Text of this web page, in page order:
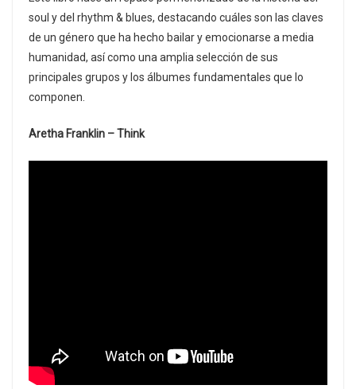
soul y del rhythm & blues, destacando cuáles son las claves
de un género que ha hecho bailar y emocionarse a media
humanidad, así como una amplia selección de sus
principales grupos y los álbumes fundamentales que lo
componen.
Aretha Franklin – Think